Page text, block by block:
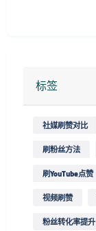
标签
社媒刷赞对比
刷粉丝方法
刷YouTube点赞
视频刷赞
粉丝转化率提升